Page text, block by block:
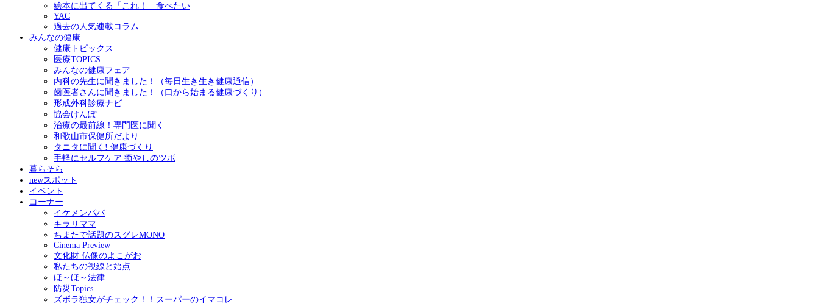
絵本に出てくる「これ！」食べたい
YAC
過去の人気連載コラム
みんなの健康
健康トピックス
医療TOPICS
みんなの健康フェア
内科の先生に聞きました！（毎日生き生き健康通信）
歯医者さんに聞きました！（口から始まる健康づくり）
形成外科診療ナビ
協会けんぽ
治療の最前線！専門医に聞く
和歌山市保健所だより
タニタに聞く! 健康づくり
手軽にセルフケア 癒やしのツボ
暮らそら
newスポット
イベント
コーナー
イケメンパパ
キラリママ
ちまたで話題のスグレMONO
Cinema Preview
文化財 仏像のよこがお
私たちの視線と始点
ほ～ほ～法律
防災Topics
ズボラ独女がチェック！！スーパーのイマコレ